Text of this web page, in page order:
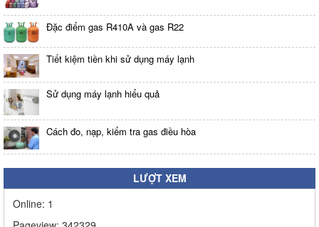
Đặc điểm gas R410A và gas R22
Tiết kiệm tiền khi sử dụng máy lạnh
Sử dụng máy lạnh hiểu quả
Cách đo, nạp, kiểm tra gas điều hòa
LƯỢT XEM
Online: 1